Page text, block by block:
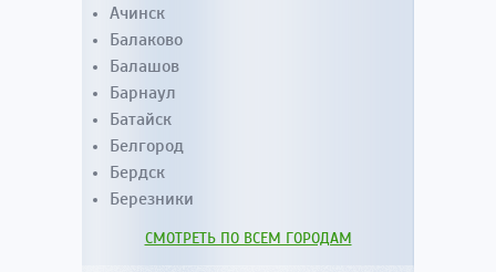
Ачинск
Балаково
Балашов
Барнаул
Батайск
Белгород
Бердск
Березники
СМОТРЕТЬ ПО ВСЕМ ГОРОДАМ